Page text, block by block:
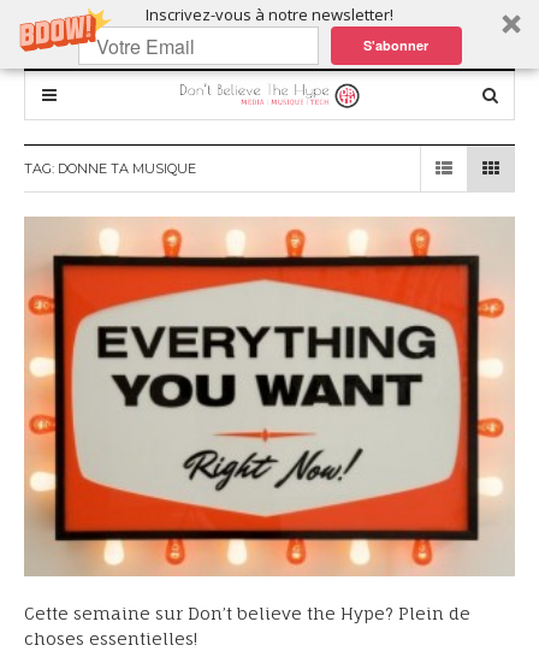
Inscrivez-vous à notre newsletter!
S'abonner
TAG: DONNE TA MUSIQUE
Cette semaine sur Don’t believe the Hype? Plein de
choses essentielles!